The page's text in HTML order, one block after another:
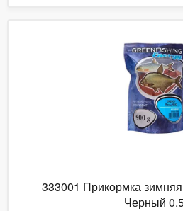
333001 Прикормка
Черный